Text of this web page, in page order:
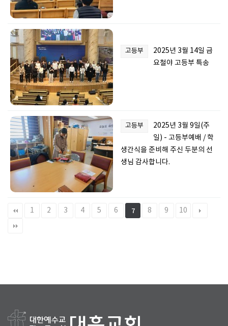
고등부
2025년 3월 14일 금
요철야 고등부 특송
고등부
2025년 3월 9일(주
일) - 고등부예배 / 학
생간식을 준비해 주신 두분의 선
생님 감사합니다.
1 2 3 4 5 6 7 8 9 10